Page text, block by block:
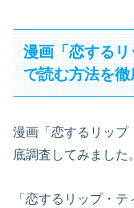
漫画「恋する
で読む方法を
漫画「恋するリップ
底調査してみました。
「恋するリップ・